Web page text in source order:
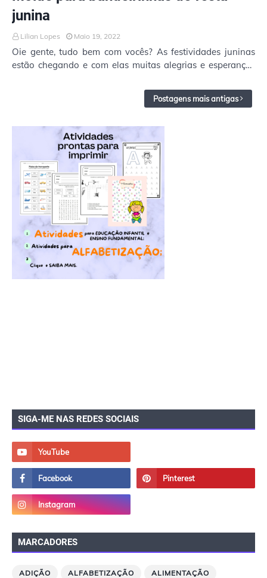
junina
Lilian Lopes Maio 19, 2022
Oie gente, tudo bem com vocês? As festividades juninas
estão chegando e com elas muitas alegrias e esperanças
Postagens mais antigas
SIGA-ME NAS REDES SOCIAIS
MARCADORES
ADIÇÃO ALFABETIZAÇÃO ALIMENTAÇÃO